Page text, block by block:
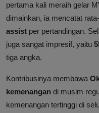
pertama kali meraih gelar
dimainkan, ia mencatat
assist per pertandingan.
juga sangat impresif, yaitu
tiga angka.
Kontribusinya membawa
kemenangan di musim
kemenangan tertinggi di